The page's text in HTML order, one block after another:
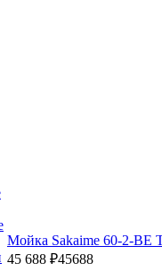
Мойка Sakaime 60-2-BE
45 688 ₽45688